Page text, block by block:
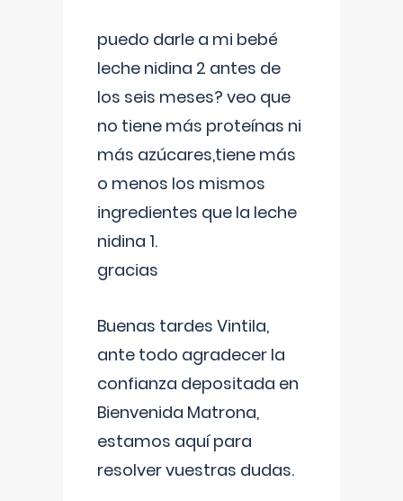
puedo darle a mi bebé
leche nidina 2 antes de
los seis meses? veo que
no tiene más proteínas ni
más azúcares,tiene más
o menos los mismos
ingredientes que la leche
nidina 1.
gracias
Buenas tardes Vintila,
ante todo agradecer la
confianza depositada en
Bienvenida Matrona,
estamos aquí para
resolver vuestras dudas.